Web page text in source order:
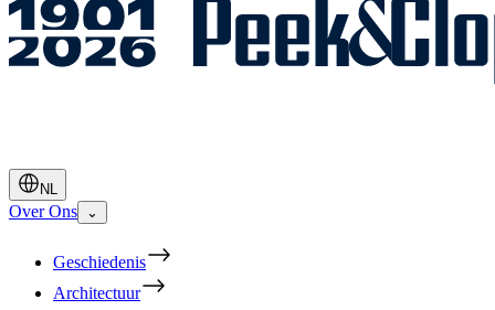
NL
Over Ons ⌄
Geschiedenis
Architectuur